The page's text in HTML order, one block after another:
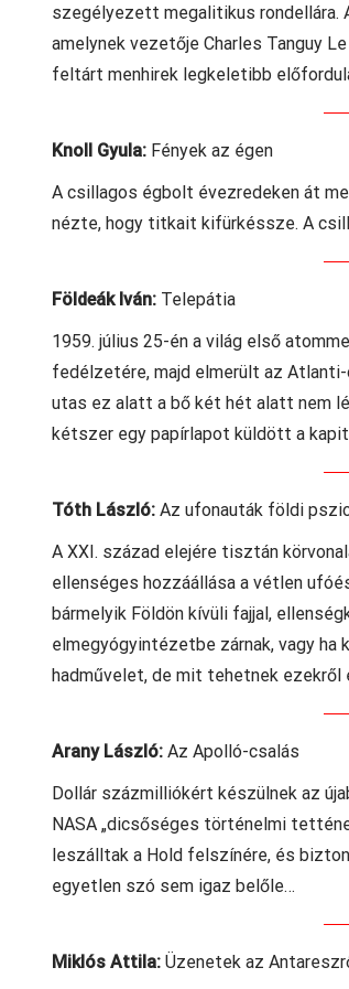
szegélyezett megalitikus rondellára.
amelynek vezetője Charles Tanguy
feltárt menhirek legkeletibb
Knoll Gyula: Fények az égen
A csillagos égbolt évezredeken át
nézte, hogy titkait kifürkéssze. A
Földeák Iván: Telepátia
1959. július 25-én a világ első
fedélzetére, majd elmerült az
utas ez alatt a bő két hét alatt nem
kétszer egy papírlapot küldött a
Tóth László: Az ufonauták földi
A XXI. század elejére tisztán
ellenséges hozzáállása a vétlen
bármelyik Földön kívüli fajjal,
elmegyógyintézetbe zárnak, vagy ha
hadművelet, de mit tehetnek
Arany László: Az Apolló-csalás
Dollár százmilliókért készülnek az
NASA „dicsőséges történelmi
leszálltak a Hold felszínére, és
egyetlen szó sem igaz belőle…
Miklós Attila: Üzenetek az